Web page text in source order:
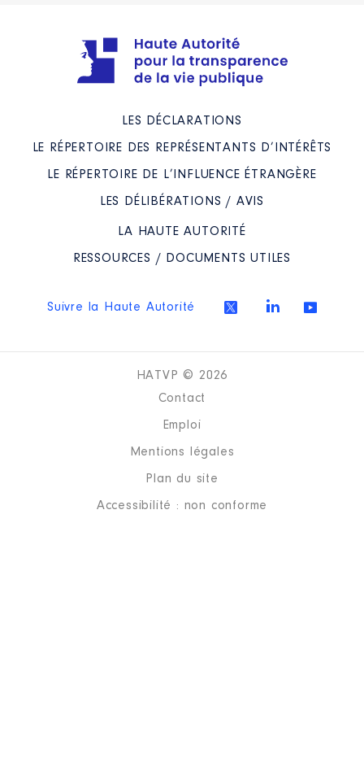
LES DÉCLARATIONS
LE RÉPERTOIRE DES REPRÉSENTANTS D’INTÉRÊTS
LE RÉPERTOIRE DE L’INFLUENCE ÉTRANGÈRE
LES DÉLIBÉRATIONS / AVIS
LA HAUTE AUTORITÉ
RESSOURCES / DOCUMENTS UTILES
Suivre la Haute Autorité
HATVP © 2026
Contact
Emploi
Mentions légales
Plan du site
Accessibilité : non conforme